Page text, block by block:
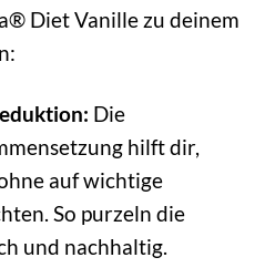
Diet Vanille zu deinem
Die
hilft dir,
auf wichtige
So purzeln die
und nachhaltig.